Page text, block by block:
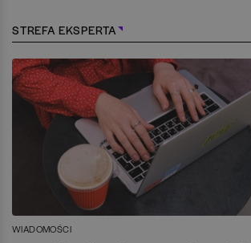
STREFA EKSPERTA
WIADOMOŚCI